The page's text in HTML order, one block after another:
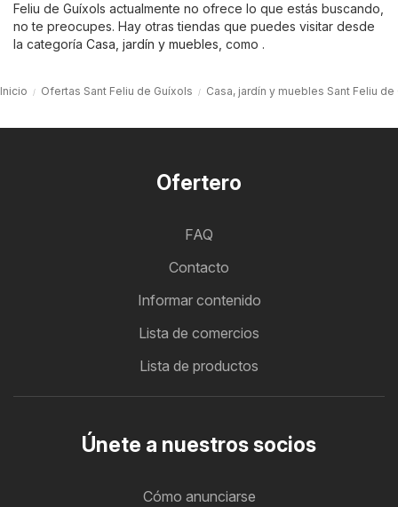
Feliu de Guíxols actualmente no ofrece lo que estás buscando,
no te preocupes. Hay otras tiendas que puedes visitar desde
la categoría Casa, jardín y muebles , como .
Inicio Ofertas Sant Feliu de Guíxols Casa, jardín y muebles Sant Feliu de
Ofertero
FAQ
Contacto
Informar contenido
Lista de comercios
Lista de productos
Únete a nuestros socios
Cómo anunciarse